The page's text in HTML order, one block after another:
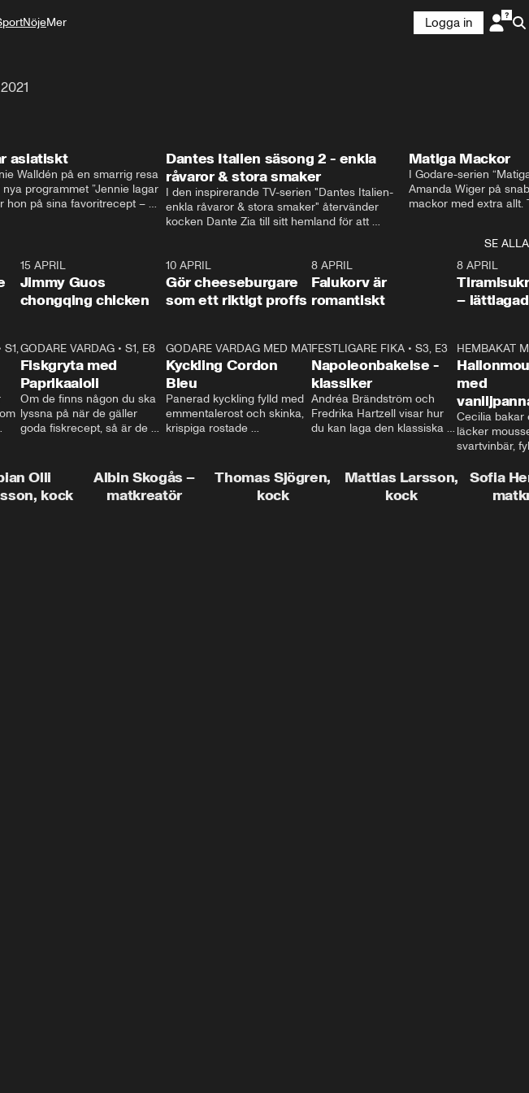
NöjeMer
Logga in
asiatiskt
Walldén på en smarrig resa
nya programmet ”Jennie lagar
hon på sina favoritrecept –
Dantes Italien säsong 2 - enkla
råvaror & stora smaker
I den inspirerande TV-serien "Dantes Italien-
enkla råvaror & stora smaker" återvänder
kocken Dante Zia till sitt hemland för att
Dante regionen Emilia-Romagna och staden
Parma, där han upptäcker den genuina
matfilosofin Cucina Povera.
Matiga Mackor
I Godare-serien
Amanda Wiger på
mackor med extra allt.
italiensk variant med
festliga snittar som
SE ALLA
15 APRIL
Jimmy Guos
chongqing chicken
2:04
10 APRIL
Gör cheeseburgare
som ett riktigt proffs
0:43
8 APRIL
Falukorv är
romantiskt
8 APRIL
–
S1, E3 9:22
GODARE VARDAG• S1, E8
Fiskgryta med
Paprikaaioli
Om de finns någon du ska
lyssna på när de gäller
goda fiskrecept, så är de
livets fiskgryta. Den perfekta
vardagsmatsfavoriten som
funkar lika bra alla dagar i
11:35
GODARE VARDAG MED MATTIAS LARSSON•S1, E6
Kyckling Cordon
Bleu
Panerad kyckling fylld med
emmentalerost och skinka,
krispiga rostade
brynt smör och ärtor... Låter
det inte som en given succé
på middagsbordet i veckan?
13:18
FESTLIGARE FIKA •S3, E3
Napoleonbakelse -
klassiker
Andréa Brändström och
Fredrika Hartzell visar hur
du kan laga den klassiska
som imponerar vid varje
tillfälle!
HEMBAKAT
med
Cecilia bakar
läcker
svartvinbär,
som vilar
smulbotten.
allting med
Olli
kock
Albin Skogås –
matkreatör
Thomas Sjögren,
kock
Mattias Larsson,
kock
Sofia